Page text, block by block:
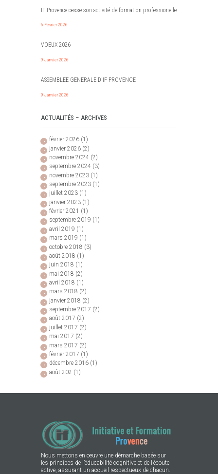
IF Provence cesse son activité de formation professionelle
6 Février 2026
VOEUX 2026
9 Janvier 2026
ASSEMBLEE GENERALE D'IF PROVENCE
9 Janvier 2026
ACTUALITÉS – ARCHIVES
février 2026(1)
janvier 2026(2)
novembre 2024(2)
septembre 2024(3)
novembre 2023(1)
septembre 2023(1)
juillet 2023(1)
janvier 2023(1)
février 2021 (1)
septembre 2019 (1)
avril 2019 (1)
mars 2019 (1)
octobre 2018 (3)
août 2018 (1)
juin 2018 (1)
mai 2018 (2)
avril 2018 (1)
mars 2018 (2)
janvier 2018 (2)
septembre 2017 (2)
août 2017 (2)
juillet 2017 (2)
mai 2017 (2)
mars 2017 (2)
février 2017 (1)
décembre 2016(1)
août 202 (1)
Nous mettons en oeuvre une démarche basée sur
les principes de l’éducabilité cognitive et de l’écoute
active, assurant un accueil respectueux de chacun.